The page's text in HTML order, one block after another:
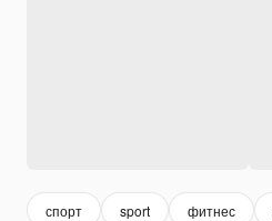
спорт sport фитнес